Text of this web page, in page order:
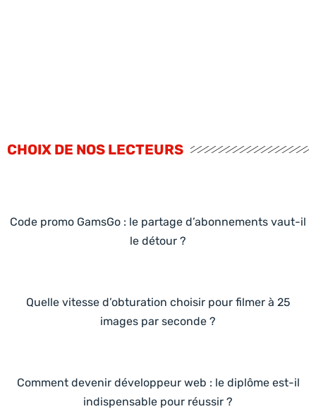
CHOIX DE NOS LECTEURS
Code promo GamsGo : le partage d’abonnements vaut-il
le détour ?
Quelle vitesse d’obturation choisir pour filmer à 25
images par seconde ?
Comment devenir développeur web : le diplôme est-il
indispensable pour réussir ?